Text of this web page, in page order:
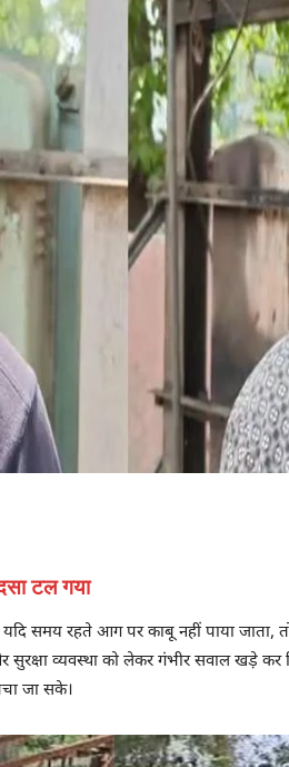
टल गया
समय रहते आग पर काबू नहीं पाया जाता,
व्यवस्था को लेकर गंभीर सवाल खड़े कर
जा सके।